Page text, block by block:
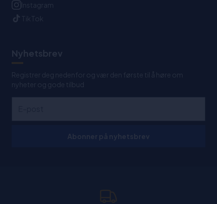
Instagram
TikTok
Nyhetsbrev
Registrer deg nedenfor og vær den første til å høre om
nyheter og gode tilbud